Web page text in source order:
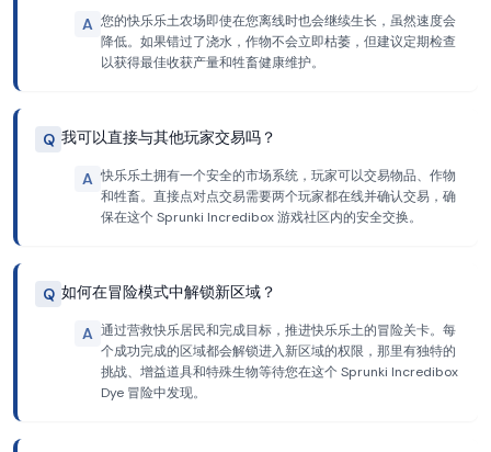
A 您的快乐乐土农场即使在您离线时也会继续生长，虽然速度会
降低。如果错过了浇水，作物不会立即枯萎，但建议定期检查
以获得最佳收获产量和牲畜健康维护。
Q 我可以直接与其他玩家交易吗？
A 快乐乐土拥有一个安全的市场系统，玩家可以交易物品、作物
和牲畜。直接点对点交易需要两个玩家都在线并确认交易，确
保在这个 Sprunki Incredibox 游戏社区内的安全交换。
Q 如何在冒险模式中解锁新区域？
A 通过营救快乐居民和完成目标，推进快乐乐土的冒险关卡。每
个成功完成的区域都会解锁进入新区域的权限，那里有独特的
挑战、增益道具和特殊生物等待您在这个 Sprunki Incredibox
Dye 冒险中发现。